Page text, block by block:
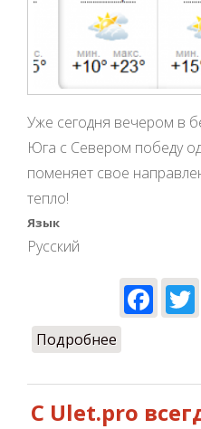
Уже сегодня вечером в
Юга с Севером победу
поменяет свое
тепло!
Язык
Русский
Подробнее
С Ulet.pro